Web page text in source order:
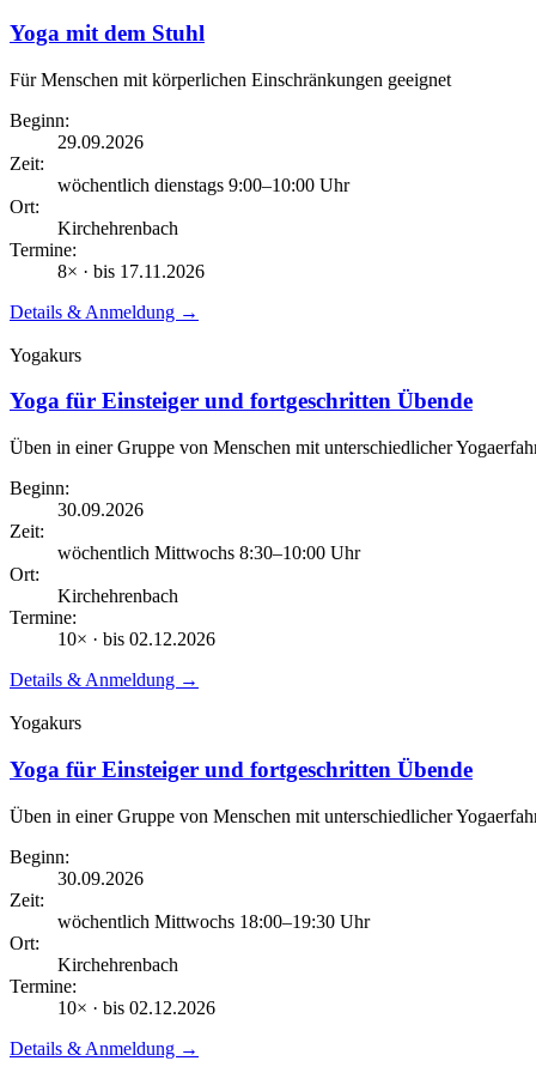
Yoga mit dem Stuhl
Für Menschen mit körperlichen Einschränkungen geeignet
Beginn:
29.09.2026
Zeit:
wöchentlich dienstags 9:00–10:00 Uhr
Ort:
Kirchehrenbach
Termine:
8× · bis 17.11.2026
Details & Anmeldung →
Yogakurs
Yoga für Einsteiger und fortgeschritten Übende
Üben in einer Gruppe von Menschen mit unterschiedlicher
Beginn:
30.09.2026
Zeit:
wöchentlich Mittwochs 8:30–10:00 Uhr
Ort:
Kirchehrenbach
Termine:
10× · bis 02.12.2026
Details & Anmeldung →
Yogakurs
Yoga für Einsteiger und fortgeschritten Übende
Üben in einer Gruppe von Menschen mit unterschiedlicher
Beginn:
30.09.2026
Zeit:
wöchentlich Mittwochs 18:00–19:30 Uhr
Ort:
Kirchehrenbach
Termine:
10× · bis 02.12.2026
Details & Anmeldung →